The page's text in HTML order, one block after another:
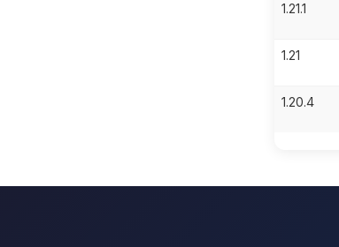
1.21.1
1.21
1.20.4